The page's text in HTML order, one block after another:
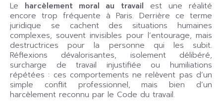
Le harcèlement moral au travail est une réalité
encore trop fréquente à Paris. Derrière ce terme
juridique se cachent des situations humaines
complexes, souvent invisibles pour l’entourage, mais
destructrices pour la personne qui les subit.
Réflexions dévalorisantes, isolement délibéré,
surcharge de travail injustifiée ou humiliations
répétées : ces comportements ne relèvent pas d’un
simple conflit professionnel, mais bien d’un
harcèlement reconnu par le Code du travail.